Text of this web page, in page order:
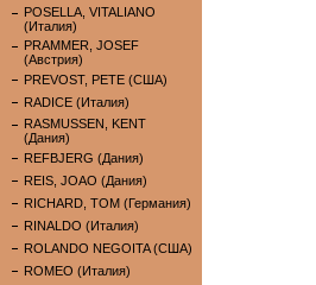
POSELLA, VITALIANO
(Италия)
PRAMMER, JOSEF
(Австрия)
PREVOST, PETE (США)
RADICE (Италия)
RASMUSSEN, KENT
(Дания)
REFBJERG (Дания)
REIS, JOAO (Дания)
RICHARD, TOM (Германия)
RINALDO (Италия)
ROLANDO NEGOITA (США)
ROMEO (Италия)